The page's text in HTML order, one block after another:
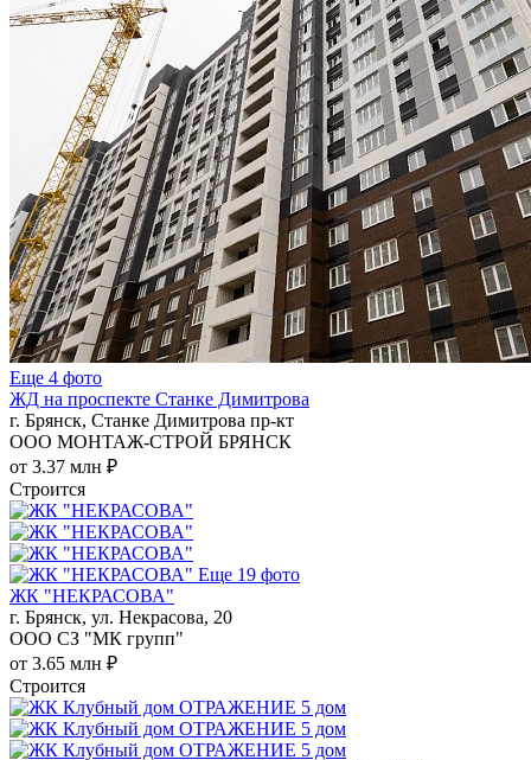
Еще 4 фото
ЖД на проспекте Станке Димитрова
г. Брянск, Станке Димитрова пр-кт
ООО МОНТАЖ-СТРОЙ БРЯНСК
от 3.37 млн ₽
Строится
Еще 19 фото
ЖК "НЕКРАСОВА"
г. Брянск, ул. Некрасова, 20
ООО СЗ "МК групп"
от 3.65 млн ₽
Строится